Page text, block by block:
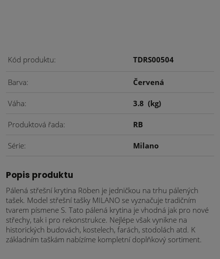
Kód produktu TDRS00504
Barva Červená
Váha 3.8 (kg)
Produktová řada RB
Série Milano
Popis produktu
Pálená střešní krytina Röben je jedničkou na trhu pálených
tašek. Model střešní tašky MILANO se vyznačuje tradičním
tvarem písmene S. Tato pálená krytina je vhodná jak pro nové
střechy, tak i pro rekonstrukce. Nejlépe však vynikne na
historických budovách, kostelech, farách, stodolách atd. K
základním taškám nabízíme kompletní doplňkový sortiment.